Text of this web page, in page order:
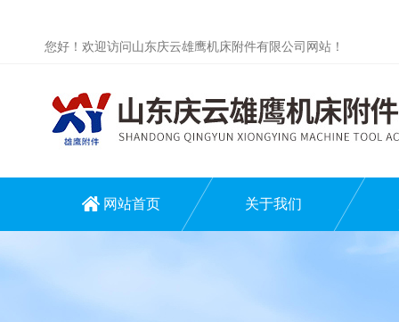
您好！欢迎访问山东庆云雄鹰机床附件有限公司网站！
网站首页 关于我们